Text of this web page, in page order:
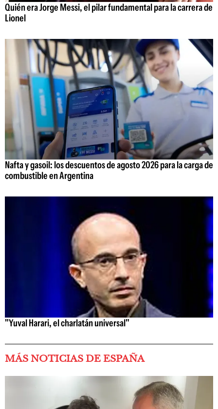
Quién era Jorge Messi, el pilar fundamental para la carrera de
Lionel
Nafta y gasoil: los descuentos de agosto 2026 para la carga de
combustible en Argentina
"Yuval Harari, el charlatán universal"
MÁS NOTICIAS DE ESPAÑA